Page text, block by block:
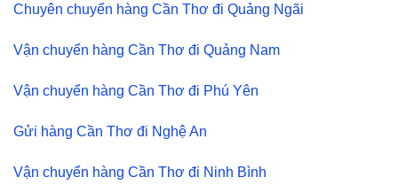
Chuyên chuyển hàng Cần Thơ đi Quảng Ngãi
Vận chuyển hàng Cần Thơ đi Quảng Nam
Vận chuyển hàng Cần Thơ đi Phú Yên
Gửi hàng Cần Thơ đi Nghệ An
Vận chuyển hàng Cần Thơ đi Ninh Bình